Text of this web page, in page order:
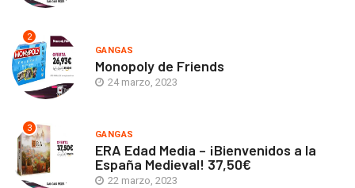
2
GANGAS
Monopoly de Friends
24 marzo, 2023
3
GANGAS
ERA Edad Media – ¡Bienvenidos a la
España Medieval! 37,50€
22 marzo, 2023